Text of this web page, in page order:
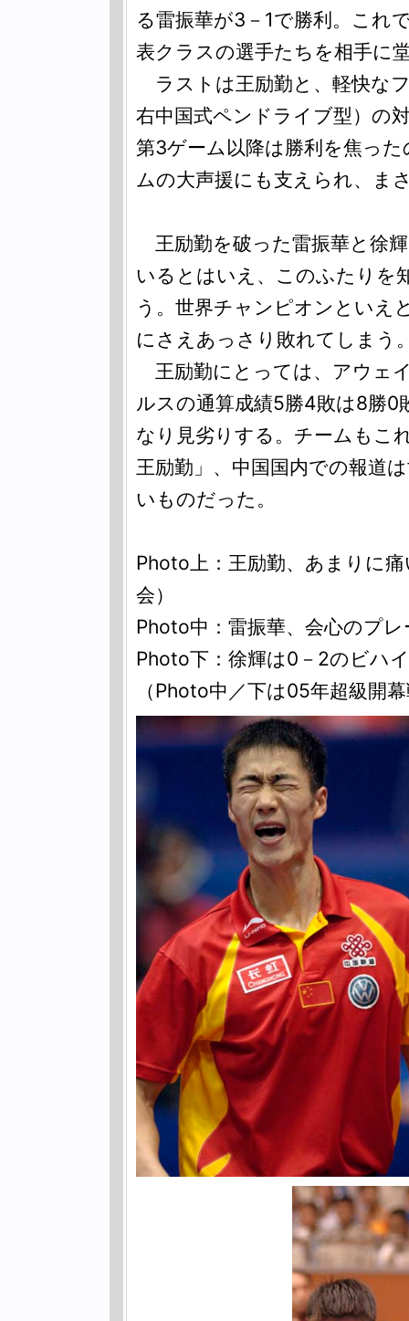
る雷振華が3－1で勝利。これ
表クラスの選手たちを相手に
ラストは王励勤と、軽快な
右中国式ペンドライブ型）の
第3ゲーム以降は勝利を焦っ
ムの大声援にも支えられ、ま
王励勤を破った雷振華と徐
いるとはいえ、このふたりを
う。世界チャンピオンといえ
にさえあっさり敗れてしまう
王励勤にとっては、アウェ
ルスの通算成績5勝4敗は8勝0
なり見劣りする。チームもこ
王励勤」、中国国内での報道
いものだった。
Photo上：王励勤、あまりに
会）
Photo中：雷振華、会心のプ
Photo下：徐輝は0－2のビハ
（Photo中／下は05年超級開